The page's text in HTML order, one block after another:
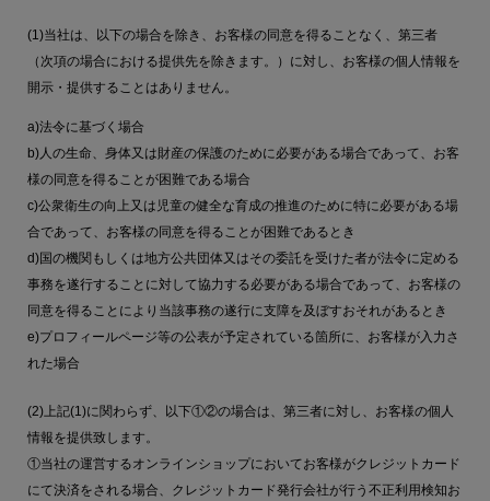
(1)当社は、以下の場合を除き、お客様の同意を得ることなく、第三者
（次項の場合における提供先を除きます。）に対し、お客様の個人情報を
開示・提供することはありません。
a)法令に基づく場合
b)人の生命、身体又は財産の保護のために必要がある場合であって、お客
様の同意を得ることが困難である場合
c)公衆衛生の向上又は児童の健全な育成の推進のために特に必要がある場
合であって、お客様の同意を得ることが困難であるとき
d)国の機関もしくは地方公共団体又はその委託を受けた者が法令に定める
事務を遂行することに対して協力する必要がある場合であって、お客様の
同意を得ることにより当該事務の遂行に支障を及ぼすおそれがあるとき
e)プロフィールページ等の公表が予定されている箇所に、お客様が入力さ
れた場合
(2)上記(1)に関わらず、以下①②の場合は、第三者に対し、お客様の個人
情報を提供致します。
①当社の運営するオンラインショップにおいてお客様がクレジットカード
にて決済をされる場合、クレジットカード発行会社が行う不正利用検知お